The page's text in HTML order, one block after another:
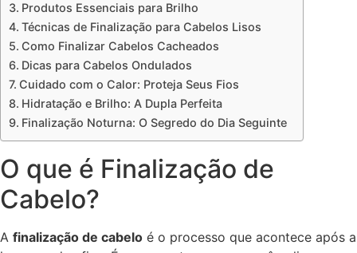
Produtos Essenciais para Brilho
Técnicas de Finalização para Cabelos Lisos
Como Finalizar Cabelos Cacheados
Dicas para Cabelos Ondulados
Cuidado com o Calor: Proteja Seus Fios
Hidratação e Brilho: A Dupla Perfeita
Finalização Noturna: O Segredo do Dia Seguinte
O que é Finalização de
Cabelo?
A finalização de cabelo é o processo que acontece após a